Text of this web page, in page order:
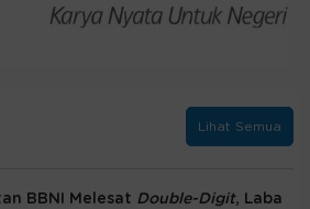
Lihat Semua
BBNI Melesat Double-Digit, Laba